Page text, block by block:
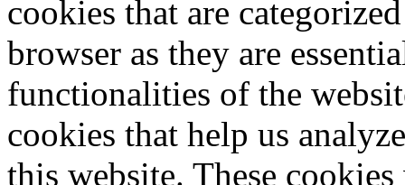
cookies that are
browser as they are
functionalities of the
cookies that help us
this website. These